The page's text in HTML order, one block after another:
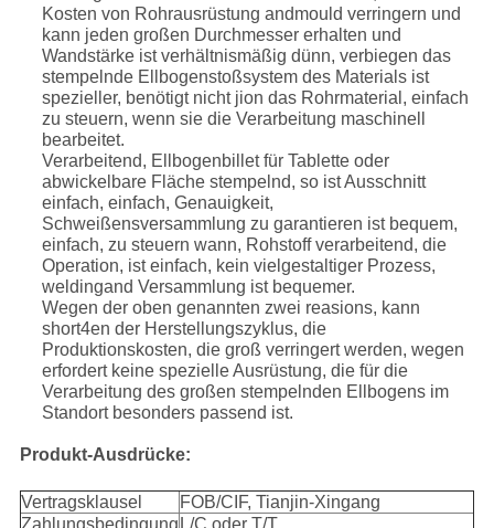
Kosten von Rohrausrüstung andmould verringern und
kann jeden großen Durchmesser erhalten und
Wandstärke ist verhältnismäßig dünn, verbiegen das
stempelnde Ellbogenstoßsystem des Materials ist
spezieller, benötigt nicht jion das Rohrmaterial, einfach
zu steuern, wenn sie die Verarbeitung maschinell
bearbeitet.
Verarbeitend, Ellbogenbillet für Tablette oder
abwickelbare Fläche stempelnd, so ist Ausschnitt
einfach, einfach, Genauigkeit,
Schweißensversammlung zu garantieren ist bequem,
einfach, zu steuern wann, Rohstoff verarbeitend, die
Operation, ist einfach, kein vielgestaltiger Prozess,
weldingand Versammlung ist bequemer.
Wegen der oben genannten zwei reasions, kann
short4en der Herstellungszyklus, die
Produktionskosten, die groß verringert werden, wegen
erfordert keine spezielle Ausrüstung, die für die
Verarbeitung des großen stempelnden Ellbogens im
Standort besonders passend ist.
Produkt-Ausdrücke:
Vertragsklausel
FOB/CIF, Tianjin-Xingang
Zahlungsbedingung L/C oder T/T